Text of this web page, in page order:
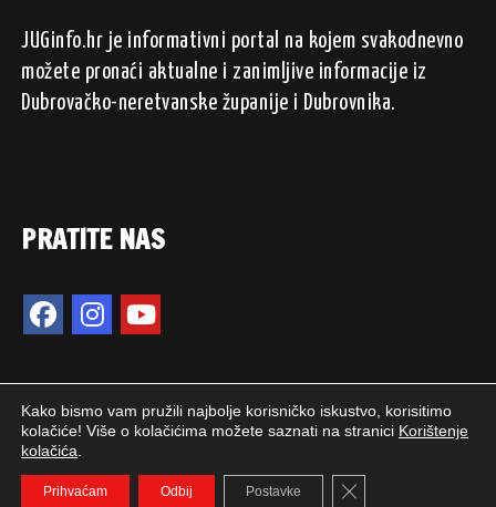
JUGinfo.hr je informativni portal na kojem svakodnevno
možete pronaći aktualne i zanimljive informacije iz
Dubrovačko-neretvanske županije i Dubrovnika.
PRATITE NAS
2024. © JUGinfo.hr / Sva prava pridržana.
WEB PEPERIT
Kako bismo vam pružili najbolje korisničko iskustvo, korisitimo
kolačiće! Više o kolačićima možete saznati na stranici Korištenje
kolačića
Prihvaćam Odbij Postavke Close GDPR Cookie